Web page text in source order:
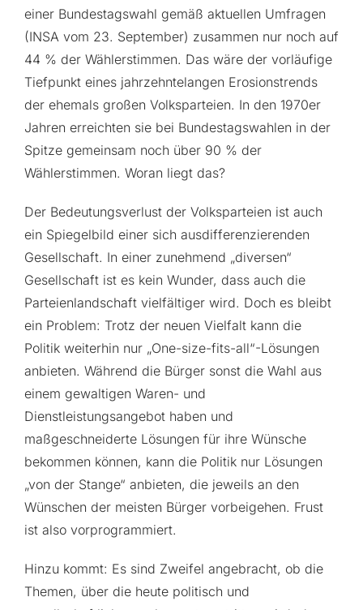
einer Bundestagswahl gemäß aktuellen Umfragen
(INSA vom 23. September) zusammen nur noch auf
44 % der Wählerstimmen. Das wäre der vorläufige
Tiefpunkt eines jahrzehntelangen Erosionstrends
der ehemals großen Volksparteien. In den 1970er
Jahren erreichten sie bei Bundestagswahlen in der
Spitze gemeinsam noch über 90 % der
Wählerstimmen. Woran liegt das?
Der Bedeutungsverlust der Volksparteien ist auch
ein Spiegelbild einer sich ausdifferenzierenden
Gesellschaft. In einer zunehmend „diversen“
Gesellschaft ist es kein Wunder, dass auch die
Parteienlandschaft vielfältiger wird. Doch es bleibt
ein Problem: Trotz der neuen Vielfalt kann die
Politik weiterhin nur „One-size-fits-all“-Lösungen
anbieten. Während die Bürger sonst die Wahl aus
einem gewaltigen Waren- und
Dienstleistungsangebot haben und
maßgeschneiderte Lösungen für ihre Wünsche
bekommen können, kann die Politik nur Lösungen
„von der Stange“ anbieten, die jeweils an den
Wünschen der meisten Bürger vorbeigehen. Frust
ist also vorprogrammiert.
Hinzu kommt: Es sind Zweifel angebracht, ob die
Themen, über die heute politisch und